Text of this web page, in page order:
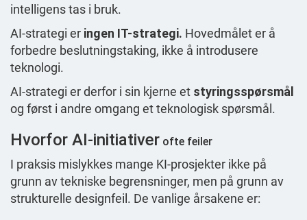
intelligens tas i bruk.
AI-strategi er ingen IT-strategi. Hovedmålet er å
forbedre beslutningstaking, ikke å introdusere
teknologi.
AI-strategi er derfor i sin kjerne et styringsspørsmål
og først i andre omgang et teknologisk spørsmål.
Hvorfor AI-initiativer ofte feiler
I praksis mislykkes mange KI-prosjekter ikke på
grunn av tekniske begrensninger, men på grunn av
strukturelle designfeil. De vanlige årsakene er: